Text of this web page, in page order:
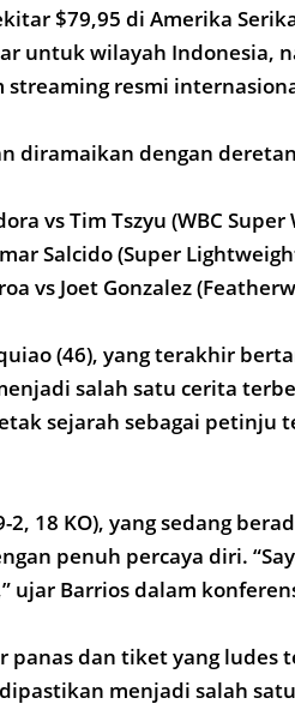
$79,95 di Amerika
untuk wilayah Indonesia,
resmi
diramaikan dengan
vs Tim Tszyu (WBC
Salcido (Super
vs Joet Gonzalez
(46), yang terakhir
salah satu cerita
sejarah sebagai petinju
2, 18 KO), yang sedang
penuh percaya diri.
ujar Barrios dalam
panas dan tiket yang
menjadi salah